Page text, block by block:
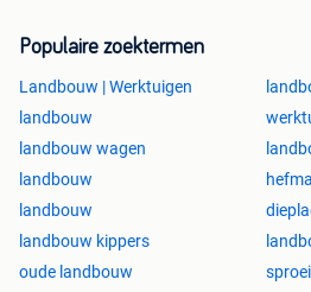
Populaire zoektermen
Landbouw | Werktuigen
landbouw
landbouw wagen
landbouw
landbouw
landbouw kippers
oude landbouw